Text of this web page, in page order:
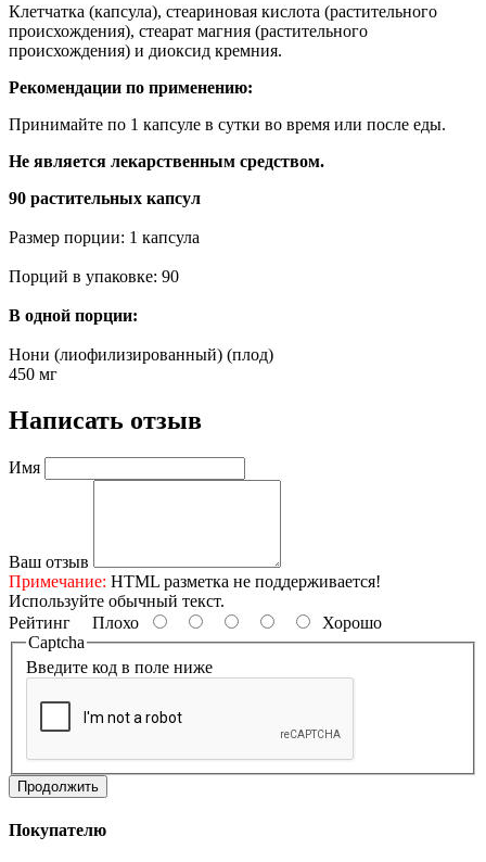
Клетчатка (капсула), стеариновая кислота (растительного
происхождения), стеарат магния (растительного
происхождения) и диоксид кремния.
Рекомендации по применению:
Принимайте по 1 капсуле в сутки во время или после еды.
Не является лекарственным средством.
90 растительных капсул
Размер порции: 1 капсула
Порций в упаковке: 90
В одной порции:
Нони (лиофилизированный) (плод)
450 мг
Написать отзыв
Имя
Ваш отзыв
Примечание: HTML разметка не поддерживается!
Используйте обычный текст.
Рейтинг Плохо
Хорошо
Captcha
Введите код в поле ниже
Продолжить
Покупателю